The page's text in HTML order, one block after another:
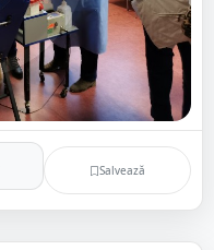
Salvează